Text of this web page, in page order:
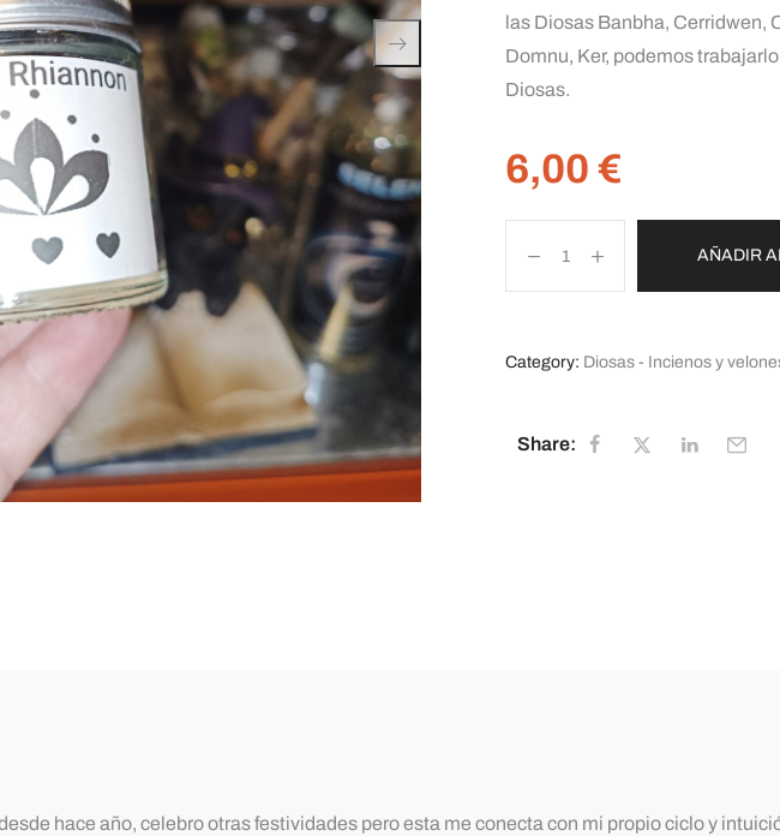
las Diosas Banbha, Cerridwen,
Domnu, Ker, podemos
Diosas.
6,00 €
AÑADIR
Category: Diosas - Incienos y
Share:
hace año, celebro otras festividades pero esta me conecta con mi propio ciclo y